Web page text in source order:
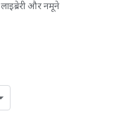
लाइब्रेरी और नमूने